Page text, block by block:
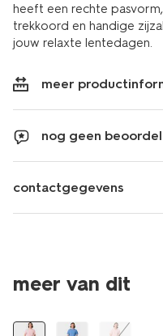
heeft een rechte
trekkoord en handige
jouw relaxte lentedagen.
meer
nog geen
contactgegevens
meer van dit